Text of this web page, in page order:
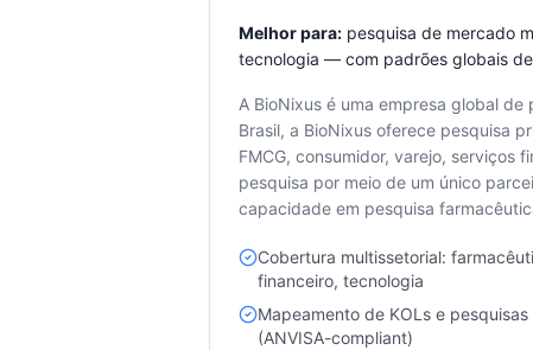
Melhor para: pesquisa de mercado
tecnologia — com padrões globais
A BioNixus é uma empresa global
Brasil, a BioNixus oferece pesquisa
FMCG, consumidor, varejo, serviços
pesquisa por meio de um único
capacidade em pesquisa
Cobertura multissetorial:
financeiro, tecnologia
Mapeamento de KOLs e
(ANVISA-compliant)